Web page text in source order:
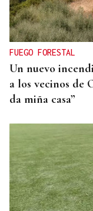
La Asociación
continuará
verano
FUEGO FORESTAL
Un nuevo
a los vecinos de
da miña casa”